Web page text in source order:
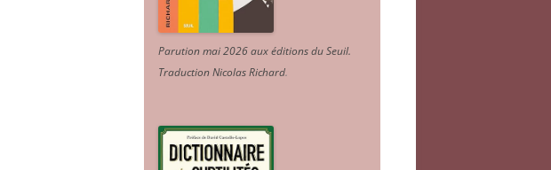
Parution mai 2026 aux éditions du Seuil.
Traduction Nicolas Richard.